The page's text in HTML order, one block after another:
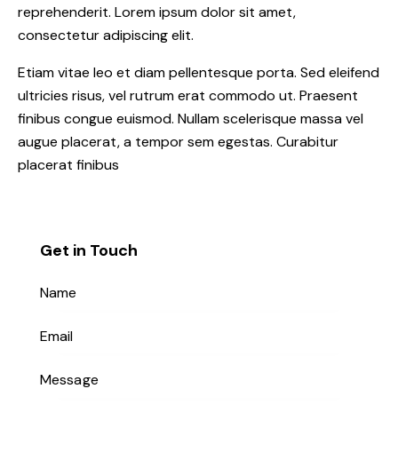
reprehenderit. Lorem ipsum dolor sit amet,
consectetur adipiscing elit.
Etiam vitae leo et diam pellentesque porta. Sed eleifend
ultricies risus, vel rutrum erat commodo ut. Praesent
finibus congue euismod. Nullam scelerisque massa vel
augue placerat, a tempor sem egestas. Curabitur
placerat finibus
Get in Touch